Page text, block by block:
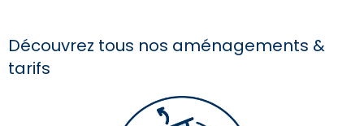
Découvrez tous nos aménagements &
tarifs